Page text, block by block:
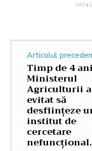
Articolul
Timp de 4
Ministerul
Agriculturii a
evitat să
desființeze
institut de
cercetare
nefuncțional.